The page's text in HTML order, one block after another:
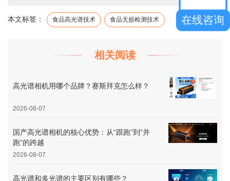
本文标签： 食品高光谱技术 食品无损检测技术
相关阅读
高光谱相机用哪个品牌？赛斯拜克怎么样？
2026-08-07
国产高光谱相机的核心优势：从“跟跑”到“并
跑”的跨越
2026-08-07
高光谱和多光谱的主要区别有哪些？
在线咨询